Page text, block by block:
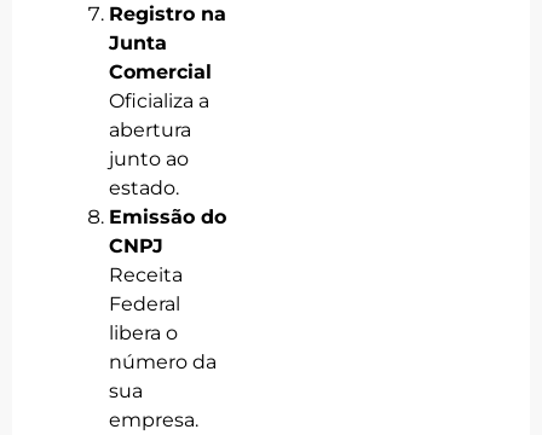
Registro na
Junta
Comercial
Oficializa a
abertura
junto ao
estado.
Emissão do
CNPJ
Receita
Federal
libera o
número da
sua
empresa.